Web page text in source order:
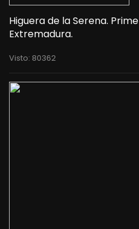
Higuera de la Serena.
Extremadura.
Visto: 80362